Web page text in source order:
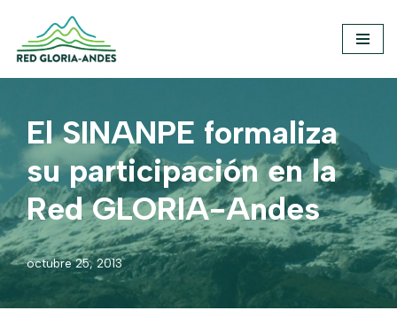
Saltar
El SINANPE formaliza
su participación en la
Red GLORIA-Andes
octubre 25, 2013